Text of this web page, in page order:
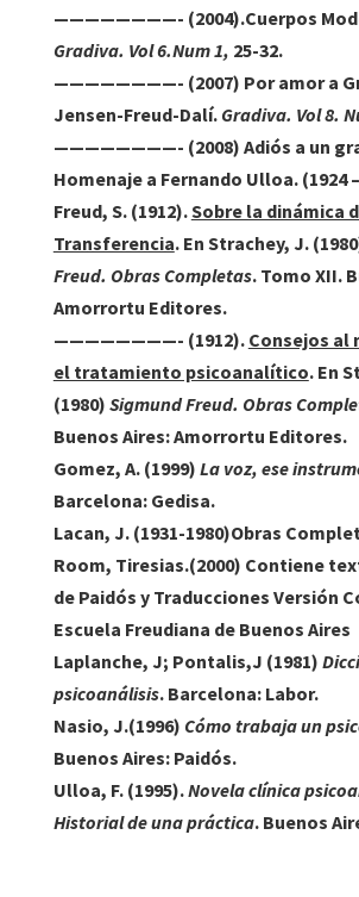
————————- (2004).Cuerpos
Gradiva. Vol 6.Num 1, 25-32.
————————- (2007) Por amor a
Jensen-Freud-Dalí. Gradiva. Vol 8.
————————- (2008) Adiós a un
Homenaje a Fernando Ulloa. (1924
Freud, S. (1912).Sobre la dinámica
Transferencia. En Strachey, J.
Freud. Obras Completas. Tomo XII.
Amorrortu Editores.
————————- (1912). Consejos al
el tratamiento psicoanalítico. En
(1980) Sigmund Freud. Obras
Buenos Aires: Amorrortu Editores.
Gomez, A. (1999) La voz, ese
Barcelona: Gedisa.
Lacan, J. (1931-1980)Obras
Room, Tiresias.(2000) Contiene
de Paidós y Traducciones Versión
Escuela Freudiana de Buenos Aires
Laplanche, J; Pontalis,J (1981)
psicoanálisis. Barcelona: Labor.
Nasio, J.(1996) Cómo trabaja un
Buenos Aires: Paidós.
Ulloa, F. (1995).Novela clínica
Historial de una práctica. Buenos